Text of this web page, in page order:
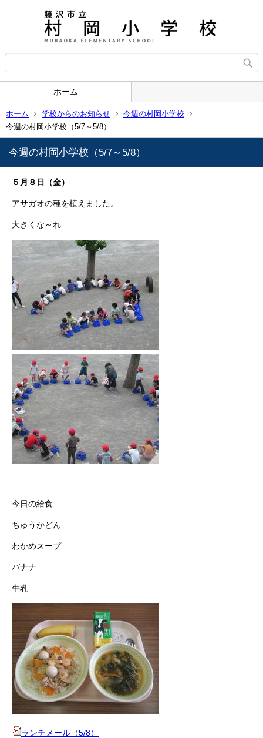
ホーム
ホーム 学校からのお知らせ
今週の村岡小学校
今週の村岡小学校（5/7～5/8）
今週の村岡小学校（5/7～5/8）
５月８日（金）
アサガオの種を植えました。
大きくな～れ
今日の給食
ちゅうかどん
わかめスープ
バナナ
牛乳
ランチメール（5/8）